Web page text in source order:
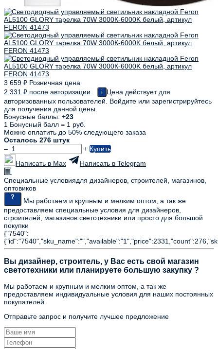
3 659 ₽ Розничная цена
2 331 ₽ после авторизации i
Цена действует для
авторизованных пользователей. Войдите или зарегистрируйтесь
для получения данной цены.
Бонусные баллы: +23
1 Бонусный балл = 1 руб.
Можно оплатить до 50% следующего заказа
Осталось 276 штук
–
+ Купить
Написать в Max
Написать в Telegram
Специальные условиядля дизайнеров, строителей, магазинов,
оптовиков
Мы работаем и крупным и мелким оптом, а так же
предоставляем специальные условия для дизайнеров,
строителей, магазинов светотехники или просто для большой
покупки
{"7540":
Вы дизайнер, строитель, у Вас есть свой магазин
светотехники или планируете большую закупку ?
Мы работаем и крупным и мелким оптом, а так же
предоставляем индивидуальные условия для наших постоянных
покупателей.
Отправьте запрос и получите лучшее предложение